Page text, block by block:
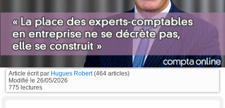
Article écrit par Hugues Robert(464 articles)
Modifié le 26/05/2026
775 lectures